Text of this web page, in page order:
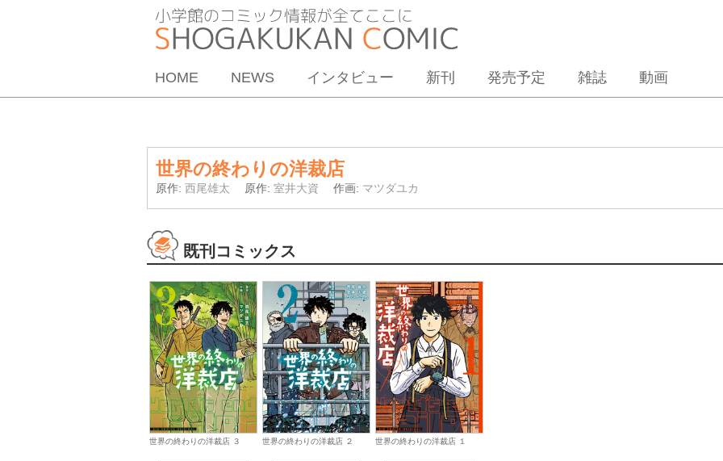
HOME NEWS インタビュー 新刊 発売予定 雑誌 動画
世界の終わりの洋裁店
原作: 西尾雄太 原作: 室井大資 作画: マツダユカ
既刊コミックス
世界の終わりの洋裁店 ３ 世界の終わりの洋裁店 ２ 世界の終わりの洋裁店 １